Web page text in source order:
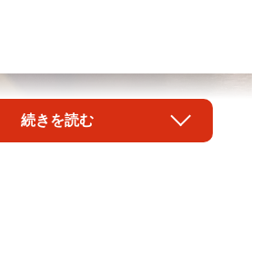
続きを読む